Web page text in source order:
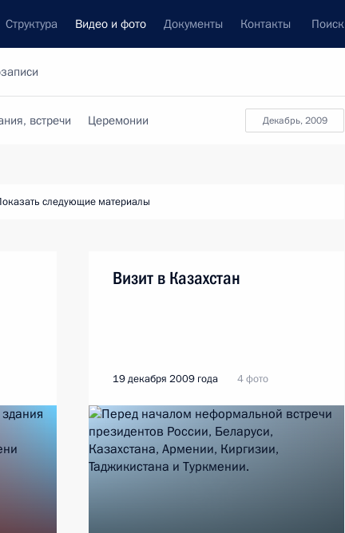
Структура Видео и фото Документы Контакты Поиск
декабрь, 2009
встречи Церемонии
следующие материалы
Визит в Казахстан
19 декабря 2009 года 4 фото